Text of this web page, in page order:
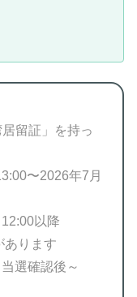
留証」を持っ
〜2026年7月
以降
あります
選確認後～